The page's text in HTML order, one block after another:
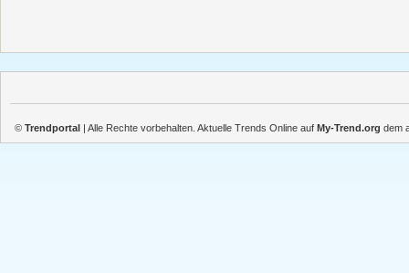
© Trendportal | Alle Rechte vorbehalten. Aktuelle Trends Online auf My-Trend.org dem